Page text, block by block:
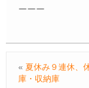
ーーー
« 夏休み９連休、
庫・収納庫